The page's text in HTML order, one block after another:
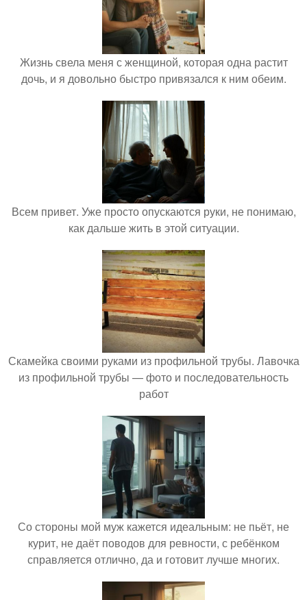
Жизнь свела меня с женщиной, которая одна растит
дочь, и я довольно быстро привязался к ним обеим.
Всем привет. Уже просто опускаются руки, не понимаю,
как дальше жить в этой ситуации.
Скамейка своими руками из профильной трубы. Лавочка
из профильной трубы — фото и последовательность
работ
Со стороны мой муж кажется идеальным: не пьёт, не
курит, не даёт поводов для ревности, с ребёнком
справляется отлично, да и готовит лучше многих.